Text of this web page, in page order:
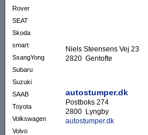
Rover
SEAT
Skoda
smart
SsangYong
Subaru
Suzuki
SAAB
Toyota
Volkswagen
Volvo
Niels Steensens Vej 23
2820 Gentofte
autostumper.dk
Postboks 274
2800 Lyngby
autostumper.dk